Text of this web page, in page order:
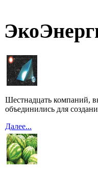
Шестнадцать компаний,
объединились для
Далее...